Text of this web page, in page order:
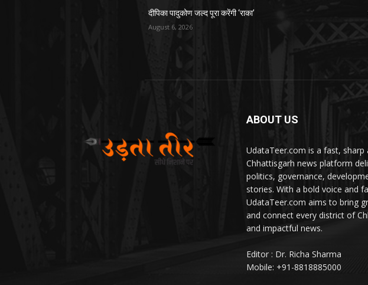
दीपिका पादुकोण जल्द पूरा करेंगी ‘राका’
August 6, 2026
ABOUT US
UdataTeer.com is a fast, sharp
Chhattisgarh news platform
politics, governance,
stories. With a bold voice and
UdataTeer.com aims to bring
and connect every district of
and impactful news.
Editor : Dr. Richa Sharma
Mobile: +91-8818885000